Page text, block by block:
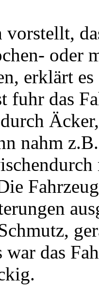
vorstellt,
oder
erklärt
fuhr das
nahm
war das